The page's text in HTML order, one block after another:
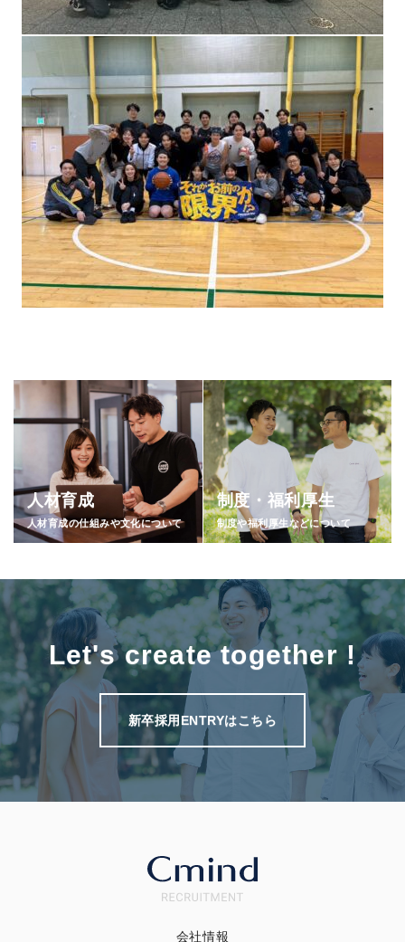
人材育成
人材育成の仕組みや文化について
制度・福利厚生
制度や福利厚生などについて
Let's create together !
新卒採用ENTRYはこちら
会社情報